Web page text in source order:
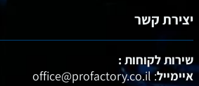
יצירת קשר
שירות לקוחות :
איימייל: office@profactory.co.il